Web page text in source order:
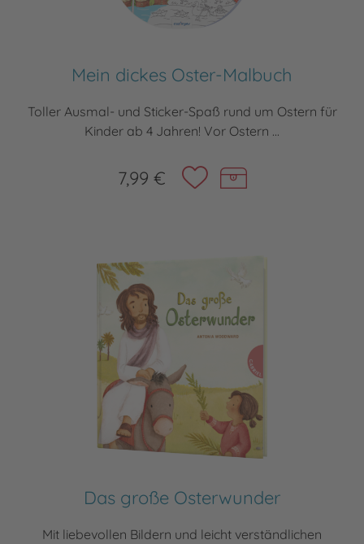
Mein dickes Oster-Malbuch
Toller Ausmal- und Sticker-Spaß rund um Ostern für
Kinder ab 4 Jahren! Vor Ostern ...
7,99 €
Das große Osterwunder
Mit liebevollen Bildern und leicht verständlichen